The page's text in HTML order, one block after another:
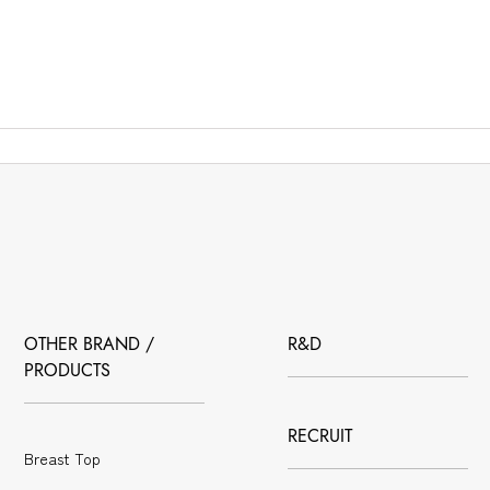
OTHER BRAND /
PRODUCTS
Breast Top
R&D
RECRUIT